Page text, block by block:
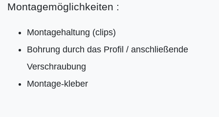
Montagemöglichkeiten :
Montagehaltung (clips)
Bohrung durch das Profil / anschließende
Verschraubung
Montage-kleber